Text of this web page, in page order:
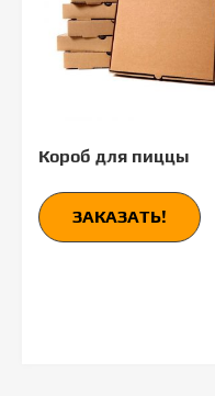
Короб для пиццы
ЗАКАЗАТЬ!